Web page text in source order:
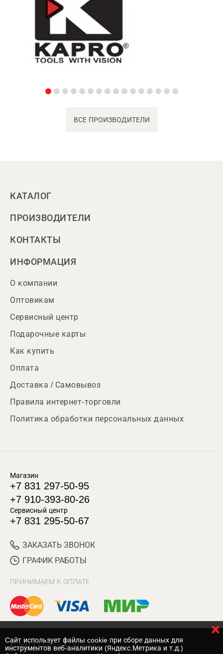
ВСЕ ПРОИЗВОДИТЕЛИ
КАТАЛОГ
ПРОИЗВОДИТЕЛИ
КОНТАКТЫ
ИНФОРМАЦИЯ
О компании
Оптовикам
Сервисный центр
Подарочные карты
Как купить
Оплата
Доставка / Самовывоз
Правила интернет-торговли
Политика обработки персональных данных
Магазин
+7 831 297-50-95
+7 910-393-80-26
Сервисный центр
+7 831 295-50-67
ЗАКАЗАТЬ ЗВОНОК
ГРАФИК РАБОТЫ
ПРИНИМАЕМ К ОПЛАТЕ
© 2017 Магазин Хозяин
Cайт использует файлы cookie при сборе данных для
инструментов веб-аналитики (Яндекс.Метрика и т.д.)